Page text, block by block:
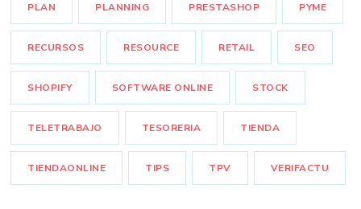
PLAN PLANNING PRESTASHOP PYME
RECURSOS RESOURCE RETAIL SEO
SHOPIFY SOFTWARE ONLINE STOCK
TELETRABAJO TESORERIA TIENDA
TIENDAONLINE TIPS TPV VERIFACTU